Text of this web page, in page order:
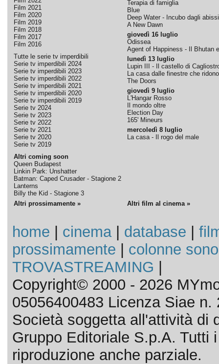
Film 2021
Film 2020
Film 2019
Film 2018
Film 2017
Film 2016
Tutte le serie tv imperdibili
Serie tv imperdibili 2024
Serie tv imperdibili 2023
Serie tv imperdibili 2022
Serie tv imperdibili 2021
Serie tv imperdibili 2020
Serie tv imperdibili 2019
Serie tv 2024
Serie tv 2023
Serie tv 2022
Serie tv 2021
Serie tv 2020
Serie tv 2019
Altri coming soon
Queen Budapest
Linkin Park: Unshatter
Batman: Caped Crusader - Stagione 2
Lanterns
Billy the Kid - Stagione 3
Terapia di famiglia
Blue
Deep Water - Incubo dagli abissi
A New Dawn
giovedì 16 luglio
Odissea
Agent of Happiness - Il Bhutan
lunedì 13 luglio
Lupin III - Il castello di
La casa dalle finestre che ridono
The Doors
giovedì 9 luglio
L'Hangar Rosso
Il mondo oltre
Election Day
165' Mineurs
mercoledì 8 luglio
La casa - Il rogo del male
Altri prossimamente » Altri film al cinema »
home cinema| database
prossimamente
colonne
TROVASTREAMING
Copyright© 2000 - 2026
05056400483 Licenza Siae n.
Società soggetta all'attività di
Gruppo Editoriale S.p.A. Tutti
riproduzione anche parziale.